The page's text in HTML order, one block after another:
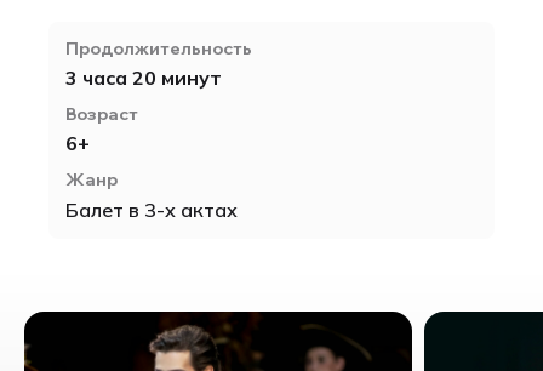
Продолжительность
3 часа 20 минут
Возраст
6+
Жанр
Балет в 3-х актах